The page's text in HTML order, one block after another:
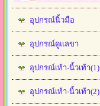
อุปกรณ์นิ้วมือ
อุปกรณ์ดูแลขา
อุปกรณ์เท้า-นิ้วเท้า(1)
อุปกรณ์เท้า-นิ้วเท้า(2)